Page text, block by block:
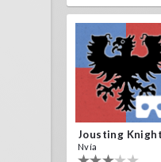
Nvía